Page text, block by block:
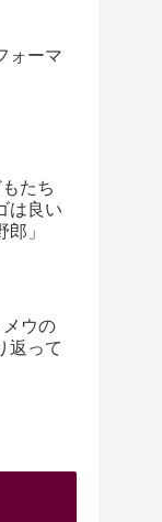
ォーマ
たち
は良い
」
メウの
返って